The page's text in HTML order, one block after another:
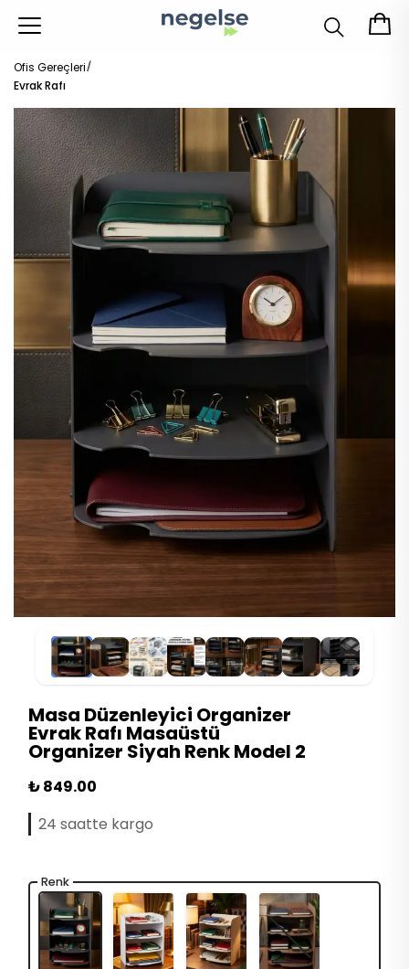
Ofis Gereçleri
Evrak Rafı
Masa Düzenleyici Organizer
Evrak Rafı Masaüstü
Organizer Siyah Renk Model 2
₺ 849.00
24 saatte kargo
Renk